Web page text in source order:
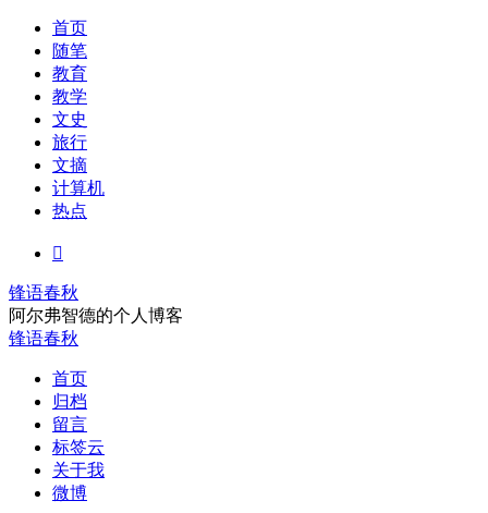
首页
随笔
教育
教学
文史
旅行
文摘
计算机
热点

锋语春秋
阿尔弗智德的个人博客
锋语春秋
首页
归档
留言
标签云
关于我
微博